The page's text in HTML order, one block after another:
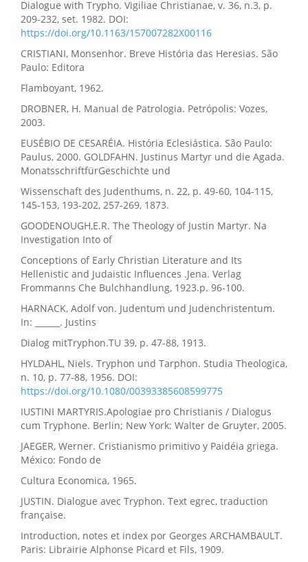
Dialogue with Trypho. Vigiliae Christianae, v. 36, n.3, p.
209-232, set. 1982. DOI:
https://doi.org/10.1163/157007282X00116
CRISTIANI, Monsenhor. Breve História das Heresias. São
Paulo: Editora
Flamboyant, 1962.
DROBNER, H. Manual de Patrologia. Petrópolis: Vozes,
2003.
EUSÉBIO DE CESARÉIA. História Eclesiástica. São Paulo:
Paulus, 2000. GOLDFAHN. Justinus Martyr und die Agada.
MonatsschriftfürGeschichte und
Wissenschaft des Judenthums, n. 22, p. 49-60, 104-115,
145-153, 193-202, 257-269, 1873.
GOODENOUGH,E.R. The Theology of Justin Martyr. Na
Investigation Into of
Conceptions of Early Christian Literature and Its
Hellenistic and Judaistic Influences .Jena. Verlag
Frommanns Che Bulchhandlung, 1923.p. 96-100.
HARNACK, Adolf von. Judentum und Judenchristentum.
In: ______. Justins
Dialog mitTryphon.TU 39, p. 47-88, 1913.
HYLDAHL, Niels. Tryphon und Tarphon. Studia Theologica,
n. 10, p. 77-88, 1956. DOI:
https://doi.org/10.1080/00393385608599775
IUSTINI MARTYRIS.Apologiae pro Christianis / Dialogus
cum Tryphone. Berlin; New York: Walter de Gruyter, 2005.
JAEGER, Werner. Cristianismo primitivo y Paidéia griega.
México: Fondo de
Cultura Economica, 1965.
JUSTIN. Dialogue avec Tryphon. Text egrec, traduction
française.
Introduction, notes et index por Georges ARCHAMBAULT.
Paris: Librairie Alphonse Picard et Fils, 1909.